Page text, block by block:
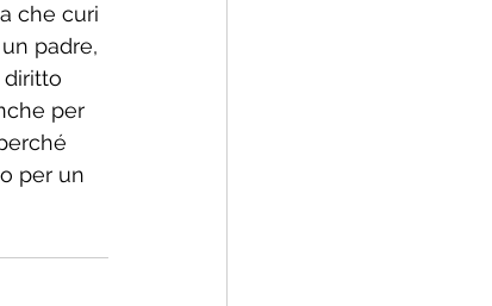
che curi
padre,
diritto
per
per un